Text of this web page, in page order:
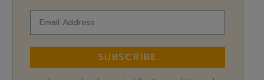
SUBSCRIBE